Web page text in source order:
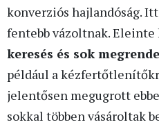
konverziós hajlandóság.
fentebb vázoltnak. Eleinte
keresés és sok
például a
jelentősen megugrott
sokkal többen vásároltak